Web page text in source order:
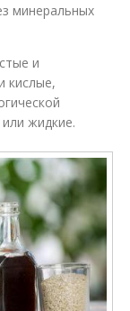
минеральных
и
кислые,
жидкие.